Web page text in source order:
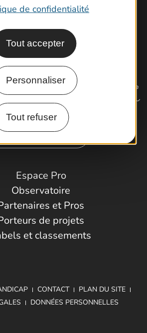
de confidentialité
Tout accepter
Personnaliser
Tout refuser
Comment venir ?
Espace Pro
Observatoire
et Pros
de projets
et classements
CONTACT
PLAN DU SITE
DONNÉES PERSONNELLES